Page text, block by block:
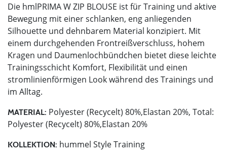
Die hmlPRIMA W ZIP BLOUSE ist für Training und aktive
Bewegung mit einer schlanken, eng anliegenden
Silhouette und dehnbarem Material konzipiert. Mit
einem durchgehenden Frontreißverschluss, hohem
Kragen und Daumenlochbündchen bietet diese leichte
Trainingsschicht Komfort, Flexibilität und einen
stromlinienförmigen Look während des Trainings und
im Alltag.
MATERIAL: Polyester (Recycelt) 80%,Elastan 20%, Total:
Polyester (Recycelt) 80%,Elastan 20%
KOLLEKTION: hummel Style Training